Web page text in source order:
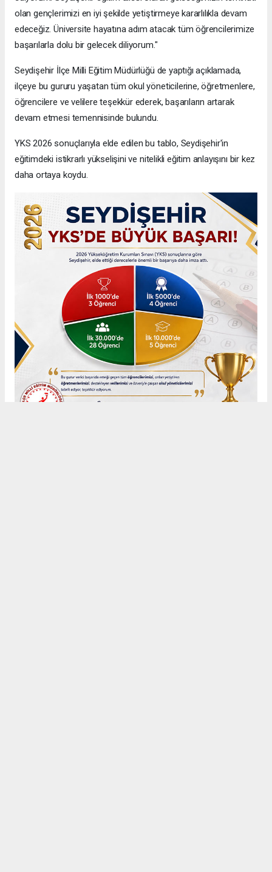
olan gençlerimizi en iyi şekilde yetiştirmeye kararlılıkla devam
edeceğiz. Üniversite hayatına adım atacak tüm öğrencilerimize
başarılarla dolu bir gelecek diliyorum."
Seydişehir İlçe Milli Eğitim Müdürlüğü de yaptığı açıklamada,
ilçeye bu gururu yaşatan tüm okul yöneticilerine, öğretmenlere,
öğrencilere ve velilere teşekkür ederek, başarıların artarak
devam etmesi temennisinde bulundu.
YKS 2026 sonuçlarıyla elde edilen bu tablo, Seydişehir'in
eğitimdeki istikrarlı yükselişini ve nitelikli eğitim anlayışını bir kez
daha ortaya koydu.